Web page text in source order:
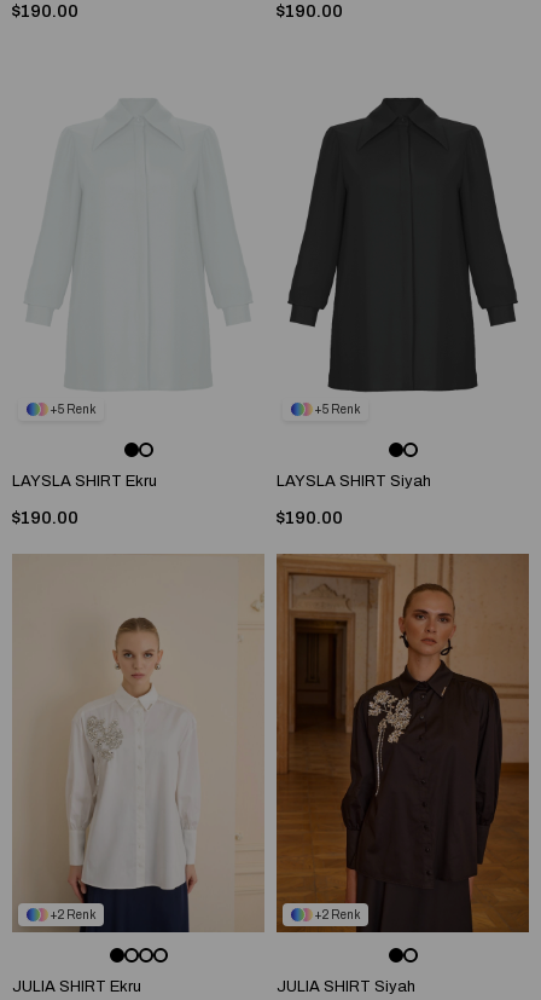
$190.00 $190.00
5
LAYSLA SHIRT Ekru
$190.00
5
LAYSLA SHIRT Siyah
$190.00
2
JULIA SHIRT Ekru
2
JULIA SHIRT Siyah